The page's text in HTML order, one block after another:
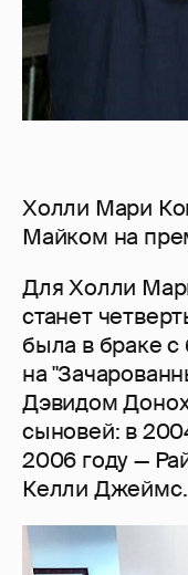
Холли Мари
Майком на
Для Холли
станет
была в браке
на
Дэвидом
сыновей: в
2006 году —
Келли Джеймс.